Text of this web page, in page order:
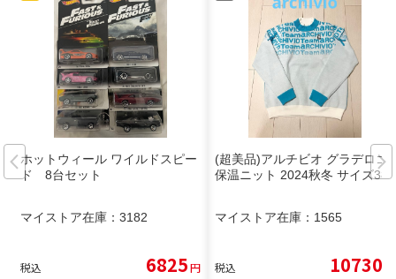
ホットウィール ワイルドスピー
ド 8台セット
マイストア在庫： 3182
税込 6825円
(超美品)アルチビオ グラデロゴ
保温ニット 2024秋冬 サイズ38
マイストア在庫： 1565
税込 10730